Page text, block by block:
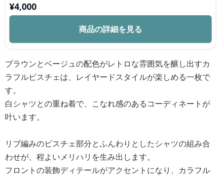
¥4,000
商品の詳細を見る
ブラウンとベージュの配色がレトロな雰囲気を醸し出すカ
ラフルビスチェは、レイヤードスタイルが楽しめる一枚で
す。
白シャツとの重ね着で、こなれ感のあるコーディネートが
叶います。
リブ編みのビスチェ部分とふんわりとしたシャツの組み合
わせが、程よいメリハリを生み出します。
フロントの装飾ディテールがアクセントになり、カラフル